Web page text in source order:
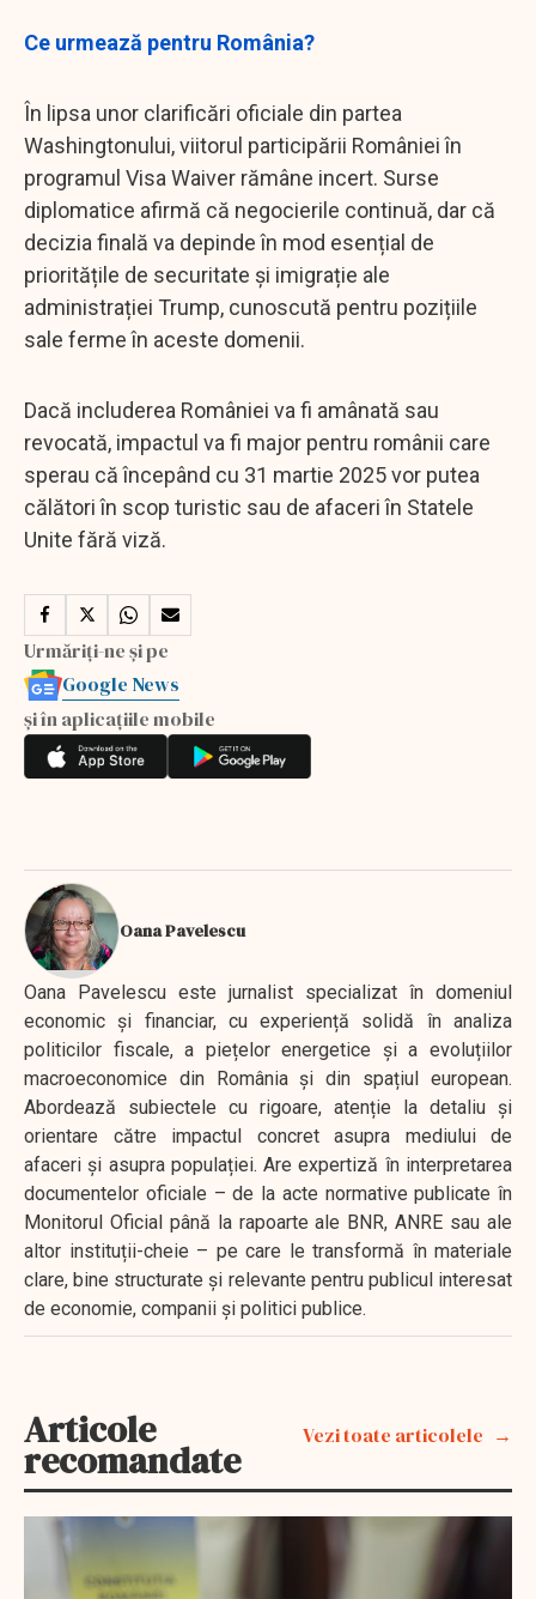
Ce urmează pentru România?
În lipsa unor clarificări oficiale din partea
Washingtonului, viitorul participării României în
programul Visa Waiver rămâne incert. Surse
diplomatice afirmă că negocierile continuă, dar că
decizia finală va depinde în mod esențial de
prioritățile de securitate și imigrație ale
administrației Trump, cunoscută pentru pozițiile
sale ferme în aceste domenii.
Dacă includerea României va fi amânată sau
revocată, impactul va fi major pentru românii care
sperau că începând cu 31 martie 2025 vor putea
călători în scop turistic sau de afaceri în Statele
Unite fără viză.
Urmăriți-ne și pe
Google News
și în aplicațiile mobile
Oana Pavelescu
Oana Pavelescu este jurnalist specializat în domeniul
economic și financiar, cu experiență solidă în analiza
politicilor fiscale, a piețelor energetice și a evoluțiilor
macroeconomice din România și din spațiul european.
Abordează subiectele cu rigoare, atenție la detaliu și
orientare către impactul concret asupra mediului de
afaceri și asupra populației. Are expertiză în interpretarea
documentelor oficiale – de la acte normative publicate în
Monitorul Oficial până la rapoarte ale BNR, ANRE sau ale
altor instituții-cheie – pe care le transformă în materiale
clare, bine structurate și relevante pentru publicul interesat
de economie, companii și politici publice.
Articole
recomandate
Vezi toate articolele